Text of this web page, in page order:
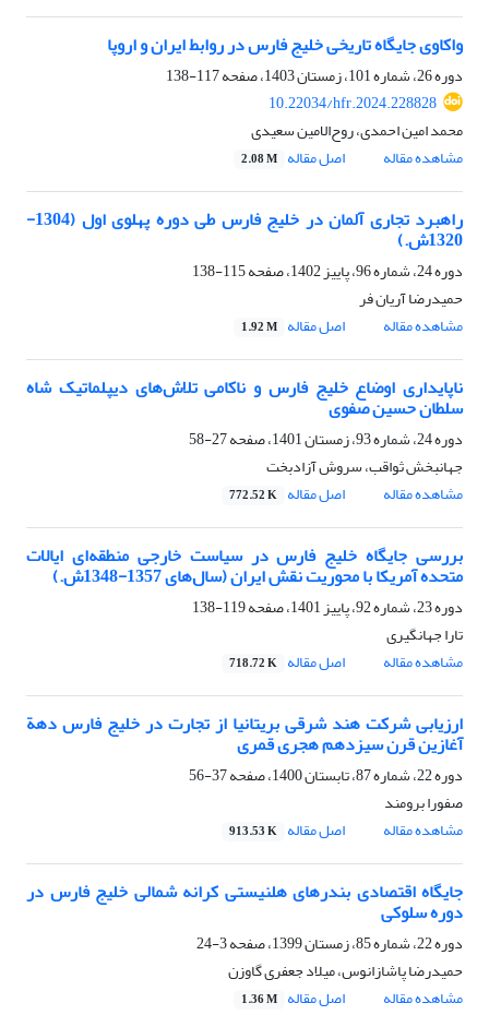
واکاوی جایگاه تاریخی خلیج فارس در روابط ایران و اروپا
دوره 26، شماره 101، زمستان 1403، صفحه
117-138
10.22034/hfr.2024.228828
محمد امین احمدی، روح‌الامین سعیدی
مشاهده مقاله
اصل مقاله 2.08 M
راهبرد تجاری آلمان در خلیج فارس طی دوره پهلوی اول (1304-
1320ش.)
دوره 24، شماره 96، پاییز 1402، صفحه
115-138
حمیدرضا آریان فر
مشاهده مقاله
اصل مقاله 1.92 M
ناپایداری اوضاع خلیج فارس و ناکامی تلاش‌های دیپلماتیک شاه
سلطان ‌حسین صفوی
دوره 24، شماره 93، زمستان 1401، صفحه
27-58
جهانبخش ثواقب، سروش آزادبخت
مشاهده مقاله
اصل مقاله 772.52 K
بررسی جایگاه خلیج فارس در سیاست خارجی منطقه‌ای ایالات
متحده آمریکا با محوریت نقش ایران (سال‌های 1357-1348ش.)
دوره 23، شماره 92، پاییز 1401، صفحه
119-138
تارا جهانگیری
مشاهده مقاله
اصل مقاله 718.72 K
ارزیابی شرکت هند شرقی بریتانیا از تجارت در خلیج ‌فارس دهة
آغازین قرن سیزدهم هجری قمری
دوره 22، شماره 87، تابستان 1400، صفحه
37-56
صفورا برومند
مشاهده مقاله
اصل مقاله 913.53 K
جایگاه اقتصادی بندرهای هلنیستی کرانه شمالی خلیج فارس در
دوره سلوکی
دوره 22، شماره 85، زمستان 1399، صفحه
3-24
حمیدرضا پاشازانوس، میلاد جعفری گاوزن
مشاهده مقاله
اصل مقاله 1.36 M